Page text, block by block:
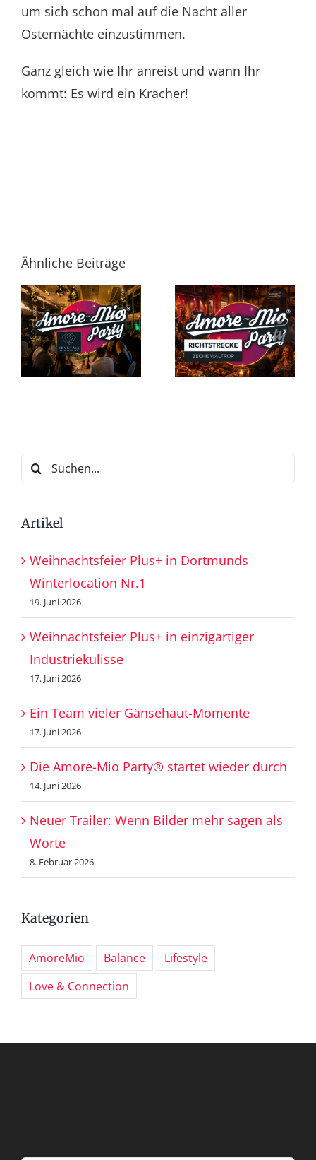
um sich schon mal auf die Nacht aller
Osternächte einzustimmen.
Ganz gleich wie Ihr anreist und wann Ihr
kommt: Es wird ein Kracher!
Ähnliche Beiträge
Suche
nach:
Artikel
Weihnachtsfeier Plus+ in Dortmunds
Winterlocation Nr.1
19. Juni 2026
Weihnachtsfeier Plus+ in einzigartiger
Industriekulisse
17. Juni 2026
Ein Team vieler Gänsehaut-Momente
17. Juni 2026
Die Amore-Mio Party® startet wieder durch
14. Juni 2026
Neuer Trailer: Wenn Bilder mehr sagen als
Worte
8. Februar 2026
Kategorien
AmoreMio Balance
Lifestyle
Love & Connection